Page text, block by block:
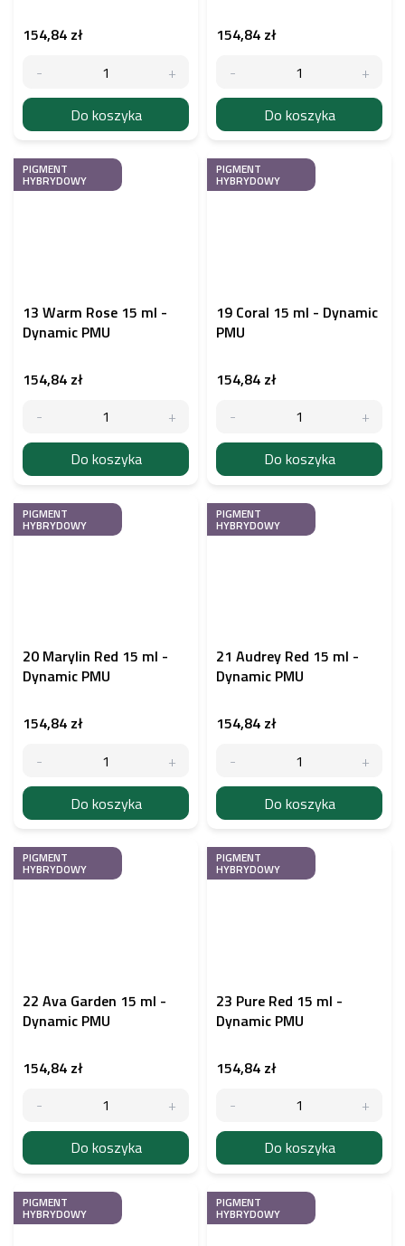
154,84 zł
Do koszyka
154,84 zł
Do koszyka
PIGMENT
HYBRYDOWY
13 Warm Rose 15 ml -
Dynamic PMU
154,84 zł
Do koszyka
PIGMENT
HYBRYDOWY
19 Coral 15 ml - Dynamic
PMU
154,84 zł
Do koszyka
PIGMENT
HYBRYDOWY
20 Marylin Red 15 ml -
Dynamic PMU
154,84 zł
Do koszyka
PIGMENT
HYBRYDOWY
21 Audrey Red 15 ml -
Dynamic PMU
154,84 zł
Do koszyka
PIGMENT
HYBRYDOWY
22 Ava Garden 15 ml -
Dynamic PMU
154,84 zł
Do koszyka
PIGMENT
HYBRYDOWY
23 Pure Red 15 ml -
Dynamic PMU
154,84 zł
Do koszyka
PIGMENT
HYBRYDOWY
PIGMENT
HYBRYDOWY